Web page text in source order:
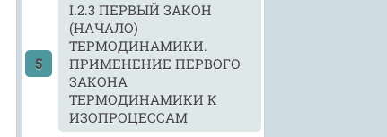
I.2.3 ПЕРВЫЙ ЗАКОН
(НАЧАЛО)
ТЕРМОДИНАМИКИ.
ПРИМЕНЕНИЕ ПЕРВОГО
ЗАКОНА
ТЕРМОДИНАМИКИ К
ИЗОПРОЦЕССАМ